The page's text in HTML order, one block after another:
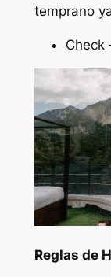
temprano
Check
Reglas de